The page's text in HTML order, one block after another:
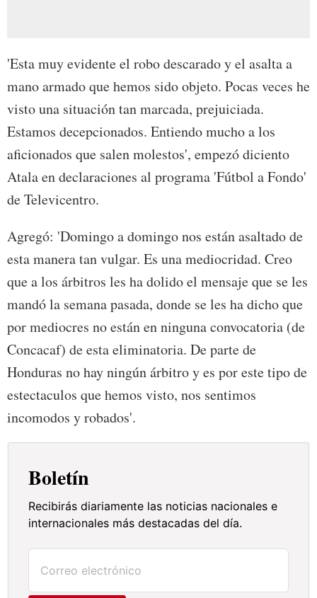
'Esta muy evidente el robo descarado y el asalta a
mano armado que hemos sido objeto. Pocas veces he
visto una situación tan marcada, prejuiciada.
Estamos decepcionados. Entiendo mucho a los
aficionados que salen molestos', empezó diciento
Atala en declaraciones al programa 'Fútbol a Fondo'
de Televicentro.
Agregó: 'Domingo a domingo nos están asaltado de
esta manera tan vulgar. Es una mediocridad. Creo
que a los árbitros les ha dolido el mensaje que se les
mandó la semana pasada, donde se les ha dicho que
por mediocres no están en ninguna convocatoria (de
Concacaf) de esta eliminatoria. De parte de
Honduras no hay ningún árbitro y es por este tipo de
estectaculos que hemos visto, nos sentimos
incomodos y robados'.
Boletín
Recibirás diariamente las noticias nacionales e
internacionales más destacadas del día.